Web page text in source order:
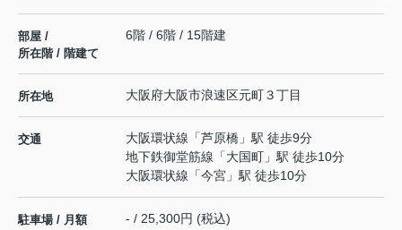
部屋 /
所在階 / 階建て
6階 / 6階 / 15階建
所在地 大阪府大阪市浪速区元町３丁目
交通 大阪環状線 「芦原橋 」駅 徒歩9分
地下鉄御堂筋線 「大国町 」駅 徒歩10分
大阪環状線 「今宮 」駅 徒歩10分
駐車場 / 月額 - / 25,300円 (税込)